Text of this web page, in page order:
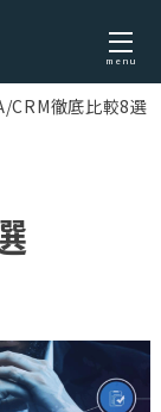
menu
CRM徹底比較8選